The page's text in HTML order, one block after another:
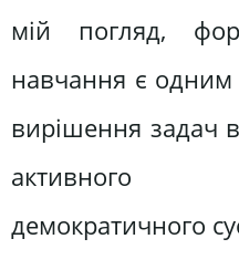
мій погляд,
навчання є одним
вирішення задач
активного
демократичного